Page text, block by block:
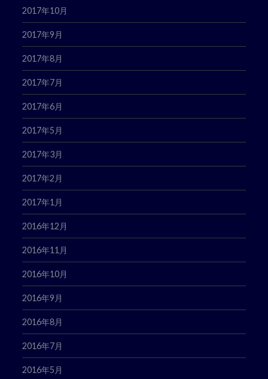
2017年10月
2017年9月
2017年8月
2017年7月
2017年6月
2017年5月
2017年3月
2017年2月
2017年1月
2016年12月
2016年11月
2016年10月
2016年9月
2016年8月
2016年7月
2016年5月